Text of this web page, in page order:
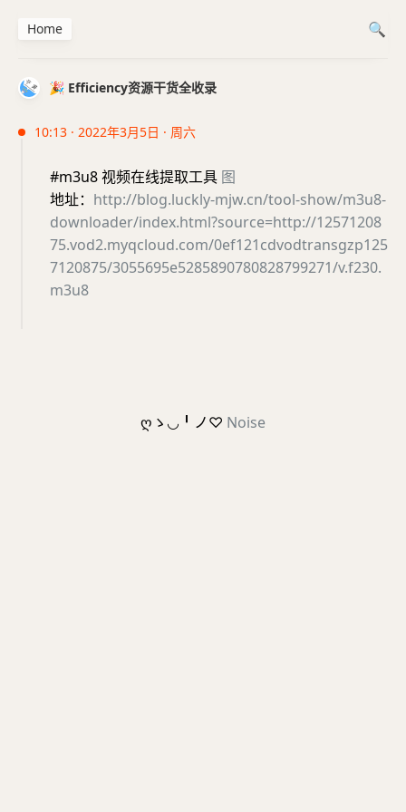
🎉 Efficiency资源干货全收录
10:13 · 2022年3月5日 · 周六
#m3u8 视频在线提取工具 图
地址： http://blog.luckly-mjw.cn/tool-show/m3u8-
downloader/index.html?source=http://12571208
75.vod2.myqcloud.com/0ef121cdvodtransgzp125
7120875/3055695e5285890780828799271/v.f230.
m3u8
Home
ღゝ◡╹ノ♡ Noise